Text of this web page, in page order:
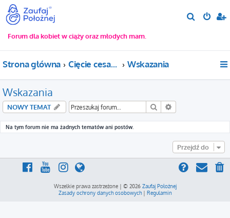
j
Forum dla kobiet w ciąży oraz młodych mam.
Strona główna Cięcie cesarskie Wskazania
Wskazania
NOWY TEMAT Szukaj
Na tym forum nie ma żadnych tematów ani postów.
Przejdź do
Wszelkie prawa zastrzeżone | © 2026 Zaufaj Położnej
Zasady ochrony danych osobowych| Regulamin